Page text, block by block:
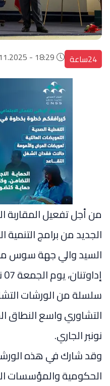
24ساعة
من أجل تفعيل المقاربة
الجديد من برامج التنمية
السيد والي جهة سوس
سلسلة من الورشات
نونبر الجاري.
وقد شارك في هذه
الحكومية والمؤسسات